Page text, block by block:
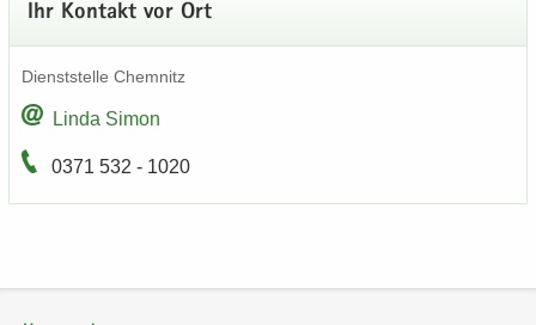
Ihr Kon­takt vor Ort
Dienst­stel­le Chem­nitz
Linda Simon
0371 532 - 1020